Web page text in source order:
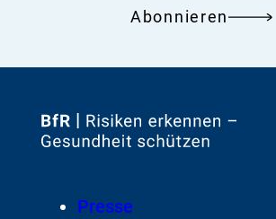
Abonnieren
Zur
FooterPresse